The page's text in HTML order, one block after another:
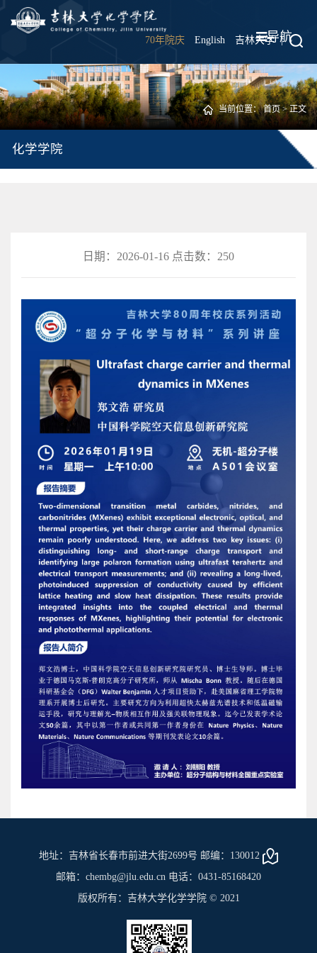
70年院庆 English 吉林大学 |
导航
当前位置：首页> 正文
化学学院
日期：2026-01-16 点击数： 250
地址：吉林省长春市前进大街2699号 邮编：130012
邮箱：chembg@jlu.edu.cn 电话：0431-85168420
版权所有：吉林大学化学学院 © 2021